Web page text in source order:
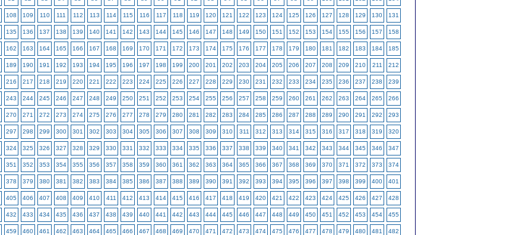
108 109 110 111 112 113 114 115 116 117 118 119 120 121 122 123 124 125 126 127 128 129 130 131
135 136 137 138 139 140 141 142 143 144 145 146 147 148 149 150 151 152 153 154 155 156 157 158
162 163 164 165 166 167 168 169 170 171 172 173 174 175 176 177 178 179 180 181 182 183 184 185
189 190 191 192 193 194 195 196 197 198 199 200 201 202 203 204 205 206 207 208 209 210 211 212
216 217 218 219 220 221 222 223 224 225 226 227 228 229 230 231 232 233 234 235 236 237 238 239
243 244 245 246 247 248 249 250 251 252 253 254 255 256 257 258 259 260 261 262 263 264 265 266
270 271 272 273 274 275 276 277 278 279 280 281 282 283 284 285 286 287 288 289 290 291 292 293
297 298 299 300 301 302 303 304 305 306 307 308 309 310 311 312 313 314 315 316 317 318 319 320
324 325 326 327 328 329 330 331 332 333 334 335 336 337 338 339 340 341 342 343 344 345 346 347
351 352 353 354 355 356 357 358 359 360 361 362 363 364 365 366 367 368 369 370 371 372 373 374
378 379 380 381 382 383 384 385 386 387 388 389 390 391 392 393 394 395 396 397 398 399 400 401
405 406 407 408 409 410 411 412 413 414 415 416 417 418 419 420 421 422 423 424 425 426 427 428
432 433 434 435 436 437 438 439 440 441 442 443 444 445 446 447 448 449 450 451 452 453 454 455
459 460 461 462 463 464 465 466 467 468 469 470 471 472 473 474 475 476 477 478 479 480 481 482